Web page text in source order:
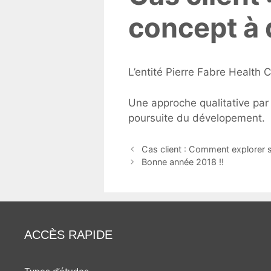
concept à
L’entité Pierre Fabre Health
Une approche qualitative
poursuite du dévelopement.
Navigation
des
Cas client : Comment explorer
Bonne année 2018 !!
ACCÈS RAPIDE